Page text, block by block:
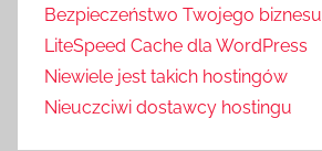
Bezpieczeństwo Twojego biznesu
LiteSpeed Cache dla WordPress
Niewiele jest takich hostingów
Nieuczciwi dostawcy hostingu